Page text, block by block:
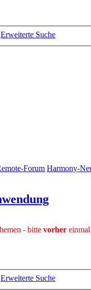
Erweiterte Suche
Forum Harmony-
- bitte vorher
Erweiterte Suche